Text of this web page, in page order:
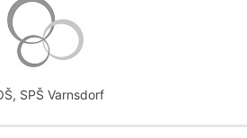
SPŠ Varnsdorf